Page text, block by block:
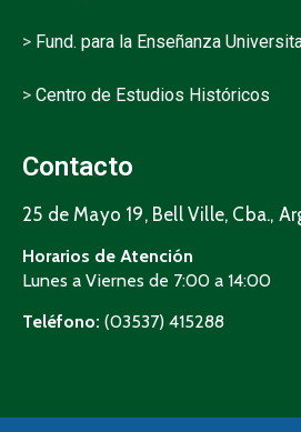
> Fund. para la Enseñanza
> Centro de Estudios Históricos
Contacto
25 de Mayo 19, Bell Ville, Cba.,
Horarios de Atención
Lunes a Viernes de 7:00 a 14:00
Teléfono: (03537) 415288